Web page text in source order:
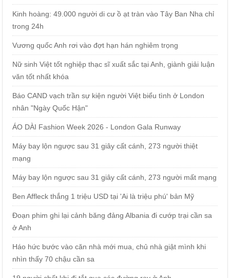
Kinh hoàng: 49.000 người di cư ồ ạt tràn vào Tây Ban Nha chỉ
trong 24h
Vương quốc Anh rơi vào đợt hạn hán nghiêm trọng
Nữ sinh Việt tốt nghiệp thạc sĩ xuất sắc tại Anh, giành giải luận
văn tốt nhất khóa
Báo CAND vạch trần sự kiện người Việt biểu tình ở London
nhân "Ngày Quốc Hận"
ÁO DÀI Fashion Week 2026 - London Gala Runway
Máy bay lộn ngược sau 31 giây cất cánh, 273 người thiệt
mạng
Máy bay lộn ngược sau 31 giây cất cánh, 273 người mất mạng
Ben Affleck thắng 1 triệu USD tại 'Ai là triệu phú' bản Mỹ
Đoạn phim ghi lại cảnh băng đảng Albania đi cướp trại cần sa
ở Anh
Háo hức bước vào căn nhà mới mua, chủ nhà giật mình khi
nhìn thấy 70 chậu cần sa